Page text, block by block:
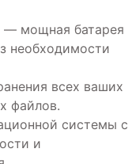
— мощная батарея
необходимости
всех ваших
файлов.
системы с
и